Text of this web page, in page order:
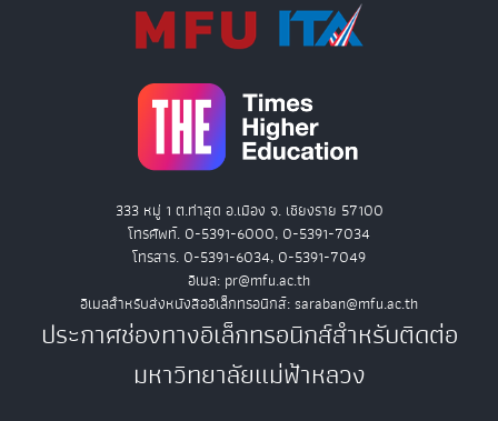
333 หมู่ 1 ต.ท่าสุด อ.เมือง จ. เชียงราย 57100
โทรศัพท์. 0-5391-6000, 0-5391-7034
โทรสาร. 0-5391-6034, 0-5391-7049
อีเมล: pr@mfu.ac.th
อีเมลสำหรับส่งหนังสืออิเล็กทรอนิกส์: saraban@mfu.ac.th
ประกาศช่องทางอิเล็กทรอนิกส์สำหรับติดต่อ
มหาวิทยาลัยแม่ฟ้าหลวง